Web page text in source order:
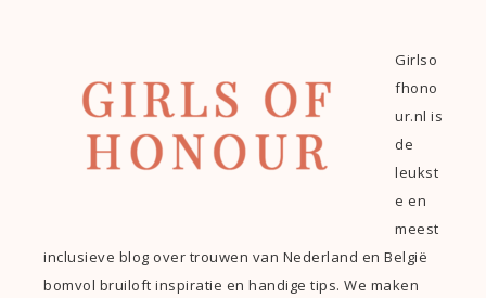
Girlso
fhono
ur.nl is
de
leukst
e en
meest
inclusieve blog over trouwen van Nederland en België
bomvol bruiloft inspiratie en handige tips. We maken